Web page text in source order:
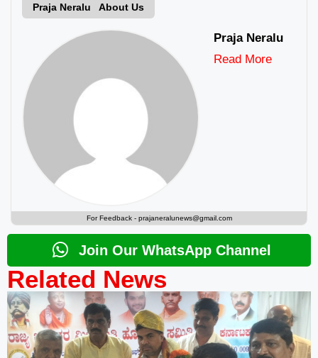
Praja Neralu About Us
Praja Neralu
Read More
For Feedback - prajaneralunews@gmail.com
Join Our WhatsApp Channel
Related News